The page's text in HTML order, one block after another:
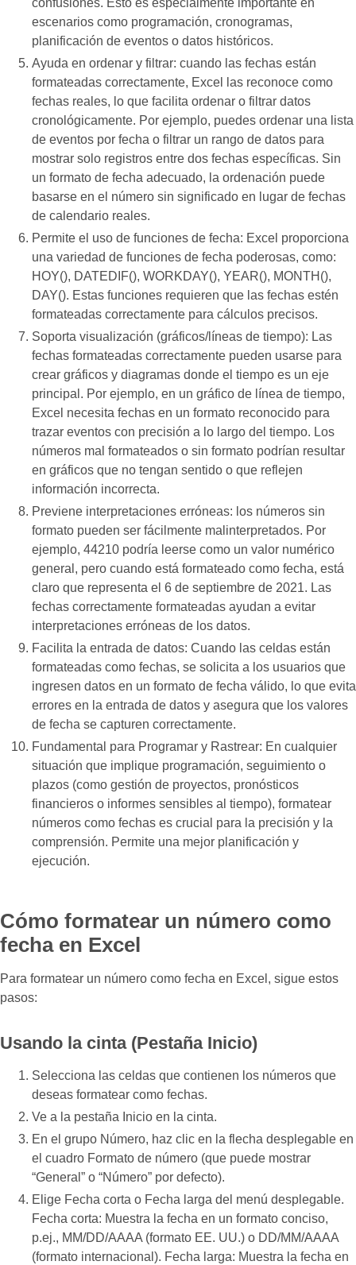
confusiones. Esto es especialmente importante en
escenarios como programación, cronogramas,
planificación de eventos o datos históricos.
Ayuda en ordenar y filtrar: cuando las fechas están
formateadas correctamente, Excel las reconoce como
fechas reales, lo que facilita ordenar o filtrar datos
cronológicamente. Por ejemplo, puedes ordenar una lista
de eventos por fecha o filtrar un rango de datos para
mostrar solo registros entre dos fechas específicas. Sin
un formato de fecha adecuado, la ordenación puede
basarse en el número sin significado en lugar de fechas
de calendario reales.
Permite el uso de funciones de fecha: Excel proporciona
una variedad de funciones de fecha poderosas, como:
HOY(), DATEDIF(), WORKDAY(), YEAR(), MONTH(),
DAY(). Estas funciones requieren que las fechas estén
formateadas correctamente para cálculos precisos.
Soporta visualización (gráficos/líneas de tiempo): Las
fechas formateadas correctamente pueden usarse para
crear gráficos y diagramas donde el tiempo es un eje
principal. Por ejemplo, en un gráfico de línea de tiempo,
Excel necesita fechas en un formato reconocido para
trazar eventos con precisión a lo largo del tiempo. Los
números mal formateados o sin formato podrían resultar
en gráficos que no tengan sentido o que reflejen
información incorrecta.
Previene interpretaciones erróneas: los números sin
formato pueden ser fácilmente malinterpretados. Por
ejemplo, 44210 podría leerse como un valor numérico
general, pero cuando está formateado como fecha, está
claro que representa el 6 de septiembre de 2021. Las
fechas correctamente formateadas ayudan a evitar
interpretaciones erróneas de los datos.
Facilita la entrada de datos: Cuando las celdas están
formateadas como fechas, se solicita a los usuarios que
ingresen datos en un formato de fecha válido, lo que evita
errores en la entrada de datos y asegura que los valores
de fecha se capturen correctamente.
Fundamental para Programar y Rastrear: En cualquier
situación que implique programación, seguimiento o
plazos (como gestión de proyectos, pronósticos
financieros o informes sensibles al tiempo), formatear
números como fechas es crucial para la precisión y la
comprensión. Permite una mejor planificación y
ejecución.
Cómo formatear un número como
fecha en Excel
Para formatear un número como fecha en Excel, sigue estos
pasos:
Usando la cinta (Pestaña Inicio)
Selecciona las celdas que contienen los números que
deseas formatear como fechas.
Ve a la pestaña Inicio en la cinta.
En el grupo Número, haz clic en la flecha desplegable en
el cuadro Formato de número (que puede mostrar
“General” o “Número” por defecto).
Elige Fecha corta o Fecha larga del menú desplegable.
Fecha corta: Muestra la fecha en un formato conciso,
p.ej., MM/DD/AAAA (formato EE. UU.) o DD/MM/AAAA
(formato internacional). Fecha larga: Muestra la fecha en